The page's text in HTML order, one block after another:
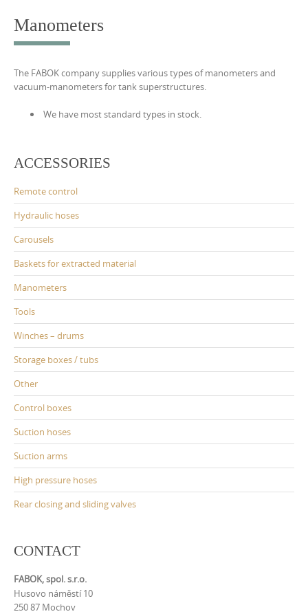
Manometers
The FABOK company supplies various types of manometers and
vacuum-manometers for tank superstructures.
We have most standard types in stock.
ACCESSORIES
Remote control
Hydraulic hoses
Carousels
Baskets for extracted material
Manometers
Tools
Winches – drums
Storage boxes / tubs
Other
Control boxes
Suction hoses
Suction arms
High pressure hoses
Rear closing and sliding valves
CONTACT
FABOK, spol. s.r.o.
Husovo náměstí 10
250 87 Mochov